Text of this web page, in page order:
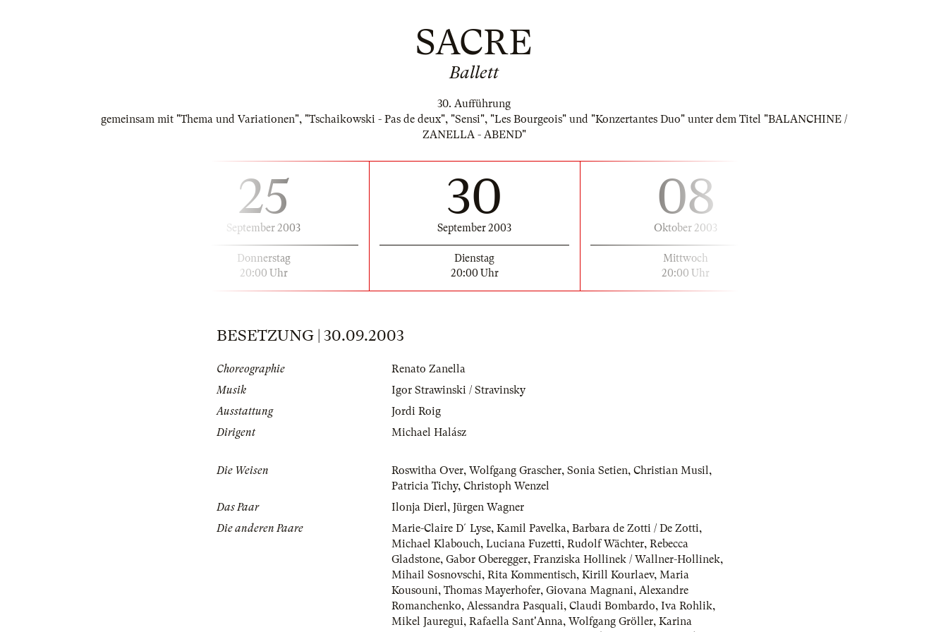
SACRE
Ballett
30. Aufführung
gemeinsam mit "Thema und Variationen", "Tschaikowski - Pas de deux", "Sensi", "Les Bourgeois" und "Konzertantes Duo" unter dem Titel "BALANCHINE /
ZANELLA - ABEND"
25
September 2003
Donnerstag
20:00 Uhr
30
September 2003
Dienstag
20:00 Uhr
08
Oktober 2003
Mittwoch
20:00 Uhr
BESETZUNG | 30.09.2003
Choreographie
Renato Zanella
Musik
Igor Strawinski / Stravinsky
Ausstattung
Jordi Roig
Dirigent
Michael Halász
Die Weisen Roswitha Over, Wolfgang Grascher, Sonia Setien, Christian Musil,
Patricia Tichy, Christoph Wenzel
Das Paar
Ilonja Dierl, Jürgen Wagner
Die anderen Paare
Marie-Claire D´Lyse, Kamil Pavelka, Barbara de Zotti / De Zotti,
Michael Klabouch, Luciana Fuzetti, Rudolf Wächter, Rebecca
Gladstone, Gabor Oberegger, Franziska Hollinek / Wallner-Hollinek,
Mihail Sosnovschi, Rita Kommentisch, Kirill Kourlaev, Maria
Kousouni, Thomas Mayerhofer, Giovana Magnani, Alexandre
Romanchenko, Alessandra Pasquali, Claudi Bombardo, Iva Rohlik,
Mikel Jauregui, Rafaella Sant'Anna, Wolfgang Gröller, Karina